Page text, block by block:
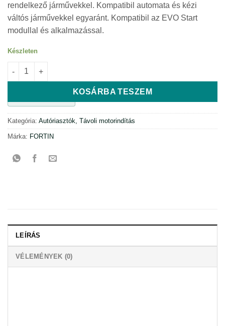
rendelkező járművekkel. Kompatibil automata és kézi
váltós járművekkel egyaránt. Kompatibil az EVO Start
modullal és alkalmazással.
Készleten
Motorindítás és EVO-ONE riasztó mennyiség
KOSÁRBA TESZEM
Kategória: Autóriasztók, Távoli motorindítás
Márka: FORTIN
LEÍRÁS
VÉLEMÉNYEK (0)